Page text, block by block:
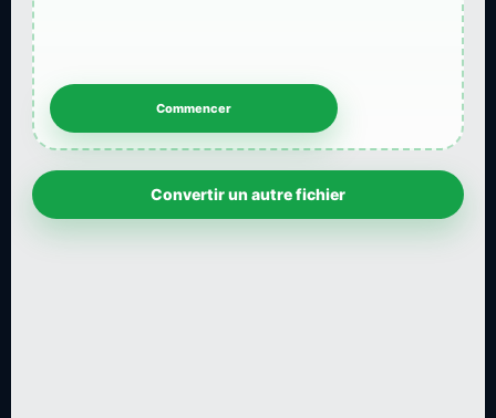
Convertir un autre fichier